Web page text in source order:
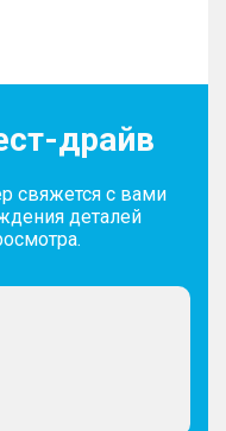
драйв
свяжется с вами
деталей